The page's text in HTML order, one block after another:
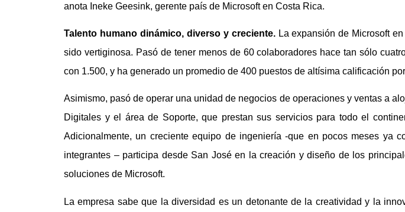
anota Ineke Geesink, gerente país de Microsoft en Costa Rica.
Talento humano dinámico, diverso y creciente.La expansión de Microsoft
sido vertiginosa. Pasó de tener menos de 60 colaboradores hace tan sólo
con 1.500, y ha generado un promedio de 400 puestos de altísima calificación
Asimismo, pasó de operar una unidad de negocios de operaciones y ventas a
Digitales y el área de Soporte, que prestan sus servicios para todo el
Adicionalmente, un creciente equipo de ingeniería -que en pocos meses ya
integrantes – participa desde San José en la creación y diseño de los
soluciones de Microsoft.
La empresa sabe que la diversidad es un detonante de la creatividad y la